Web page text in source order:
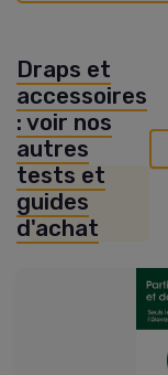
Draps et
accessoires
: voir nos
autres
tests et
guides
d'achat